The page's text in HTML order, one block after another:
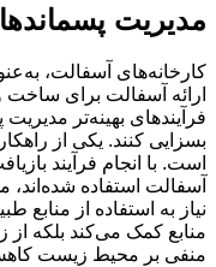
مدیریت پسماندها
کارخانه‌های آسفالت،
ارائه آسفالت برای ساخت
فرآیندهای بهینه‌تر
بسزایی کنند. یکی از
است. با انجام فرآیند
آسفالت استفاده شده‌اند،
نیاز به استفاده از منابع
منابع کمک می‌کند بلکه از
منفی بر محیط زیست